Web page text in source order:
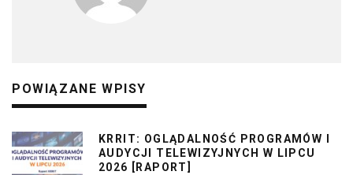
POWIĄZANE WPISY
KRRIT: OGLĄDALNOŚĆ PROGRAMÓW I
AUDYCJI TELEWIZYJNYCH W LIPCU
2026 [RAPORT]